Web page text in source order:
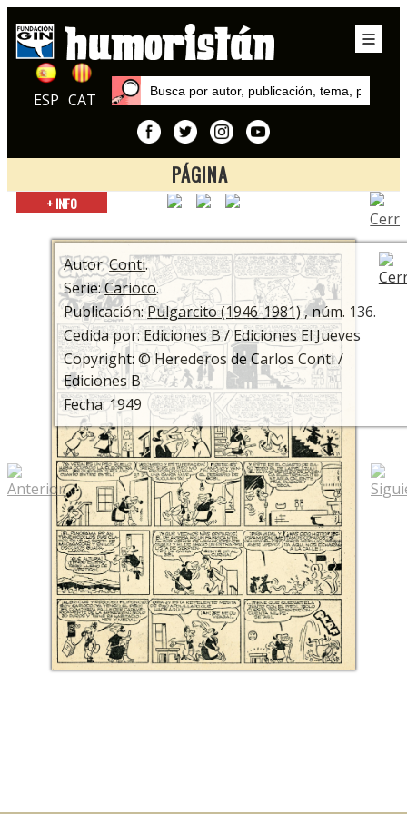
ESP CAT
PÁGINA
Inicio
Carioco
+ INFO
Autor:Conti.
Serie:Carioco.
Publicación:Pulgarcito (1946-1981), núm. 136.
Cedida por: Ediciones B / Ediciones El Jueves
Copyright: © Herederos de Carlos Conti /
Ediciones B
Fecha: 1949